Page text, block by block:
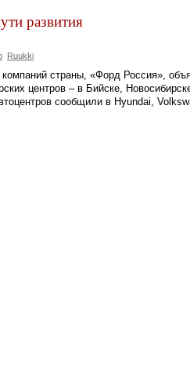
развития
Ruukki
страны, «Форд Россия»,
центров – в Бийске,
сообщили в Hyundai,